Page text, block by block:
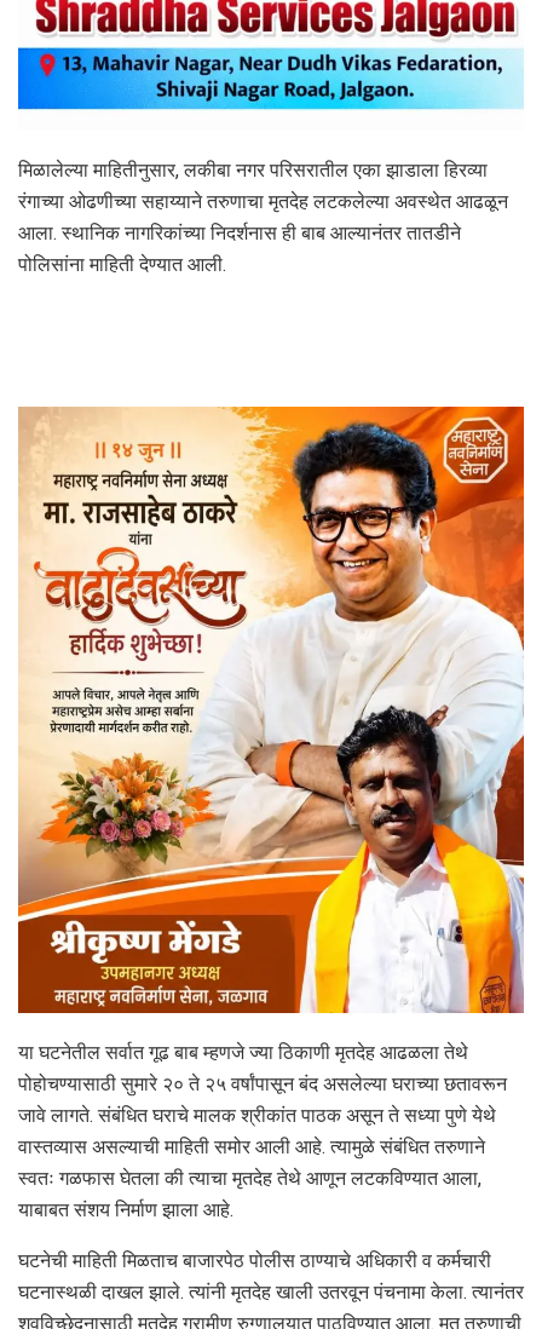
मिळालेल्या माहितीनुसार, लकीबा नगर परिसरातील एका झाडाला हिरव्या
रंगाच्या ओढणीच्या सहाय्याने तरुणाचा मृतदेह लटकलेल्या अवस्थेत आढळून
आला. स्थानिक नागरिकांच्या निदर्शनास ही बाब आल्यानंतर तातडीने
पोलिसांना माहिती देण्यात आली.
या घटनेतील सर्वात गूढ बाब म्हणजे ज्या ठिकाणी मृतदेह आढळला तेथे
पोहोचण्यासाठी सुमारे २० ते २५ वर्षांपासून बंद असलेल्या घराच्या छतावरून
जावे लागते. संबंधित घराचे मालक श्रीकांत पाठक असून ते सध्या पुणे येथे
वास्तव्यास असल्याची माहिती समोर आली आहे. त्यामुळे संबंधित तरुणाने
स्वतः गळफास घेतला की त्याचा मृतदेह तेथे आणून लटकविण्यात आला,
याबाबत संशय निर्माण झाला आहे.
घटनेची माहिती मिळताच बाजारपेठ पोलीस ठाण्याचे अधिकारी व कर्मचारी
घटनास्थळी दाखल झाले. त्यांनी मृतदेह खाली उतरवून पंचनामा केला. त्यानंतर
शवविच्छेदनासाठी मृतदेह ग्रामीण रुग्णालयात पाठविण्यात आला. मृत तरुणाची